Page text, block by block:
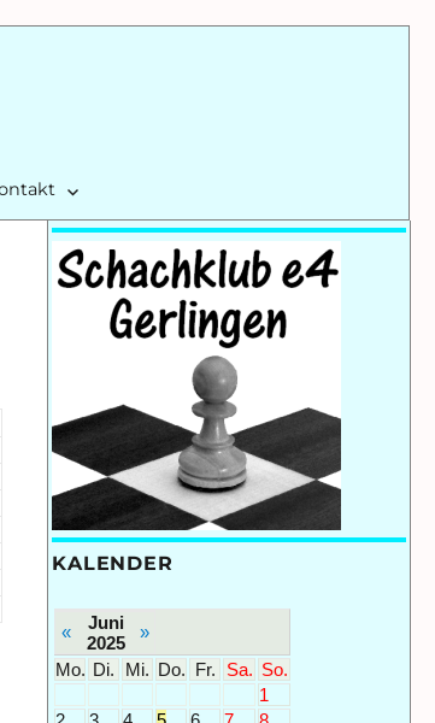
KALENDER
«
Juni
2025
»
Mo. Di. Mi. Do. Fr. Sa. So.
1